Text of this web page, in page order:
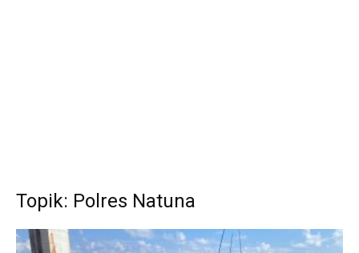
Topik: Polres Natuna